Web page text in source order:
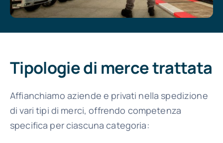
Tipologie di merce trattata
Affianchiamo aziende e privati nella spedizione
di vari tipi di merci, offrendo competenza
specifica per ciascuna categoria: